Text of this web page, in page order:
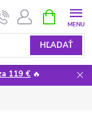
HĽADAŤ
KOŠÍK
119 € 🔥